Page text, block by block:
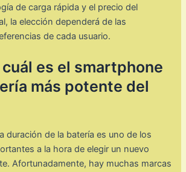
de carga rápida y el precio del
la elección dependerá de las
de cada usuario.
es el smartphone
más potente del
duración de la batería es uno de los
a la hora de elegir un nuevo
Afortunadamente, hay muchas marcas